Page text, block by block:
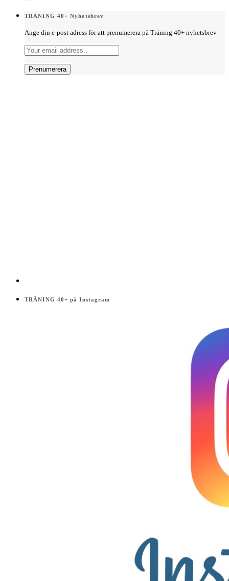
TRÄNING 40+ Nyhetsbrev
Ange din e-post adress för att prenumerera på Träning 40+ nyhetsbrev
TRÄNING 40+ på Instagram